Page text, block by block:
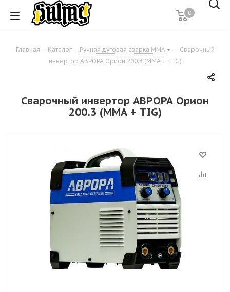
0
Главная - Каталог - Ручная дуговая сварка MMA - Сварочный
инвертор АВРОРА Орион 200.3 (ММА + TIG)
Сварочный инвертор АВРОРА Орион
200.3 (ММА + TIG)